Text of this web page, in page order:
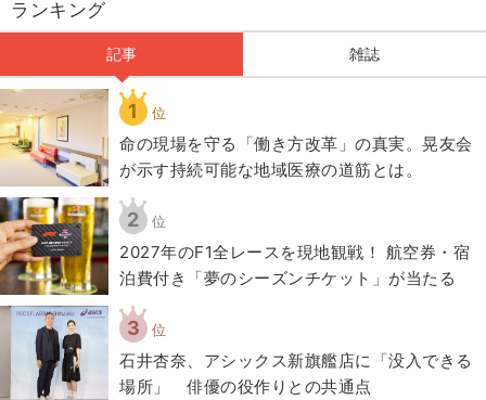
ランキング
記事 雑誌
1 位
​命の現場を守る「働き方改革」の真実。晃友会
が示す持続可能な地域医療の道筋とは。
2 位
2027年のF1全レースを現地観戦！ 航空券・宿
泊費付き「夢のシーズンチケット」が当たる
3 位
石井杏奈、アシックス新旗艦店に「没入できる
場所」 俳優の役作りとの共通点